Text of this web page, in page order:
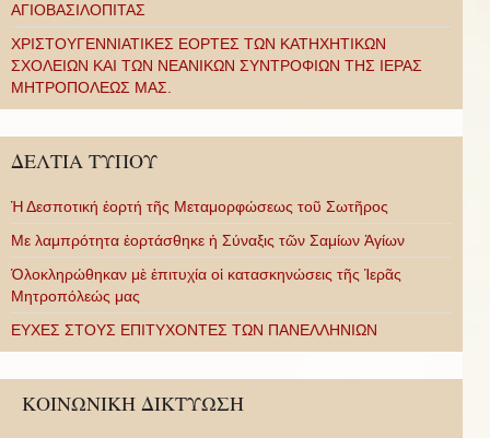
ΑΓΙΟΒΑΣΙΛΟΠΙΤΑΣ
ΧΡΙΣΤΟΥΓΕΝΝΙΑΤΙΚΕΣ ΕΟΡΤΕΣ ΤΩΝ ΚΑΤΗΧΗΤΙΚΩΝ
ΣΧΟΛΕΙΩΝ ΚΑΙ ΤΩΝ ΝΕΑΝΙΚΩΝ ΣΥΝΤΡΟΦΙΩΝ ΤΗΣ ΙΕΡΑΣ
ΜΗΤΡΟΠΟΛΕΩΣ ΜΑΣ.
ΔΕΛΤΙΑ ΤΥΠΟΥ
Ἡ Δεσποτική ἑορτή τῆς Μεταμορφώσεως τοῦ Σωτῆρος
Με λαμπρότητα ἑορτάσθηκε ἡ Σύναξις τῶν Σαμίων Ἁγίων
Ὁλοκληρώθηκαν μὲ ἐπιτυχία οἱ κατασκηνώσεις τῆς Ἱερᾶς
Μητροπόλεώς μας
ΕΥΧΕΣ ΣΤΟΥΣ ΕΠΙΤΥΧΟΝΤΕΣ ΤΩΝ ΠΑΝΕΛΛΗΝΙΩΝ
ΚΟΙΝΩΝΙΚΗ ΔΙΚΤΥΩΣΗ